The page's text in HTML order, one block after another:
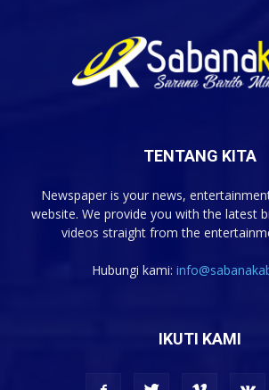
TENTANG KITA
Newspaper is your news,
website. We provide you with the latest
videos straight from the
Hubungi kami:
IKUTI KAMI